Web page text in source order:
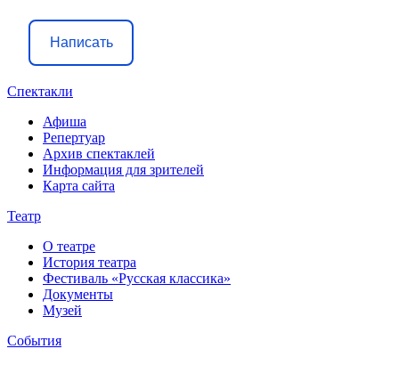
Написать
Спектакли
Афиша
Репертуар
Архив спектаклей
Информация для зрителей
Карта сайта
Театр
О театре
История театра
Фестиваль «Русская классика»
Документы
Музей
События